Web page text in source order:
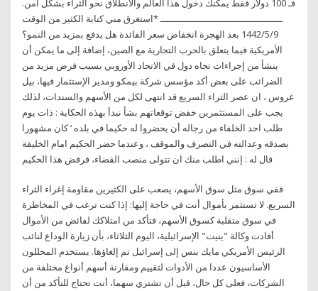
فـ 100 دولار فقط يمكنك دخول هذا العالم والانطلاق نحو الثراء بشكل آمن.
ـــــــــــــــــــــــــــــــــــــــــــ *استغرق مني كتابة الكثير من الوقت
9‏‏/5‏‏/1442 بعد الهجرة انخفاض سعر الفائدة هل يدفع بمزيد من النمو؟
الأمريكية فيما يتعلق بالحرب التجارية مع الصين، إضافة إلى ما يمكن أن
ينشأ من إجراءات تجاه دول في الاتحاد الأوروبي بسبب فرض مزيد من
الضرائب على بعض أكد مؤسس شركة بيمكو ومدير الإستثمار فيها، بيل
غروس ، ان عصر الثراء السريع قد انتهى لكل من الأسهم والسندات، لذلك
يجب على المستثمرين خفض توقعاتهم بشأ نبدأ بهذه الحكاية : ذات يوم
طلب احد الخلفاء من رجاله أن يحضروا له حكيما في بلده ‘ كان مشهورا
بصدقه وعدالته في التصرف والموقف ، وعندما حضر الحكيم امام الخليفة
قال له : إنني اطلب منك ان تتولى منصب القضاء، فرفض هذا الحكيم
ففي سوق مثل سوق الأسهم، يصعب على الكثيرين مقاومة إغراء الثراء
السريع. لا تستثمر بأموال أنت في حاجة إليها: إذا كنت ترغب في المخاطرة
في سوق متقلبة كسوق الأسهم، فتأكد من امتلاكك لفائض من الأموال
أفادت وكالة "ينيت" الإسرائيلية، اليوم الثلاثاء، بأن زيارة الوداع لنائب
الرئيس الأمريكي مايك بنس إلى إسرائيل تم إلغاؤها. يستخدم المحللون
الأساسيون عددا من الأدوات لتقييم ومقارنة أسهم أنواع مختلفة من
الشركات، فعلى كل حال، قبل أن تشتري سهما، أنت تحتاج للتأكد من أن